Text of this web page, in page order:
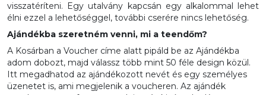
visszatéríteni. Egy utalvány kapcsán egy alkalommal lehet
élni ezzel a lehetőséggel, további cserére nincs lehetőség.
Ajándékba szeretném venni, mi a teendőm?
A Kosárban a Voucher címe alatt pipáld be az Ajándékba
adom dobozt, majd válassz több mint 50 féle design közül.
Itt megadhatod az ajándékozott nevét és egy személyes
üzenetet is, ami megjelenik a voucheren. Az ajándék